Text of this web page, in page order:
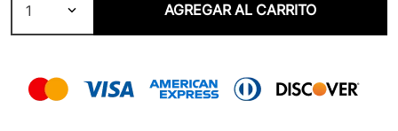
1 AGREGAR AL CARRITO